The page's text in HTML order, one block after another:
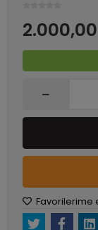
Favorilerime